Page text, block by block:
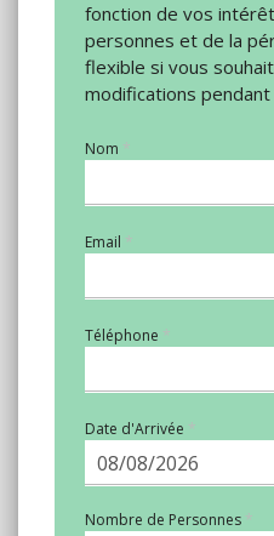
fonction de vos
personnes et de la
flexible si vous
modifications
Nom
Email
Téléphone
Date d'Arrivée
Nombre de Personnes